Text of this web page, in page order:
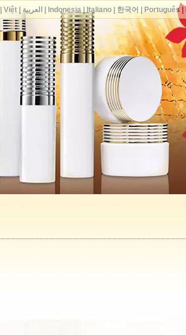
Việt| العربية Indonesia| Italiano| 한국어 Português